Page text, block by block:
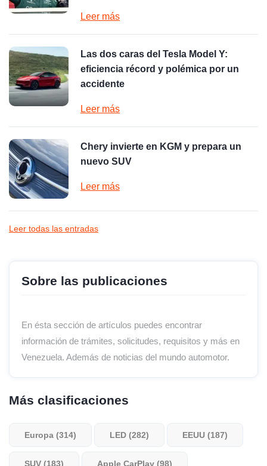
Leer más
Las dos caras del Tesla Model Y:
eficiencia récord y polémica por un
accidente
Leer más
Chery invierte en KGM y prepara un
nuevo SUV
Leer más
Leer todas las entradas
Sobre las publicaciones
En ésta sección de artículos puedes encontrar
información de trámites, solicitudes, requisitos y más en
Venezuela. Además de noticias del mundo automotor.
Más clasificaciones
Europa (314) LED (282) EEUU (187)
SUV (183) Apple CarPlay (98)